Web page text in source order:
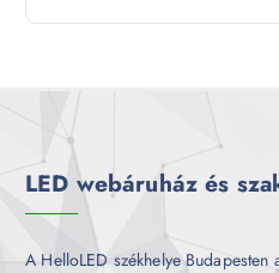
é
r
LED webáruház és
A HelloLED székhelye